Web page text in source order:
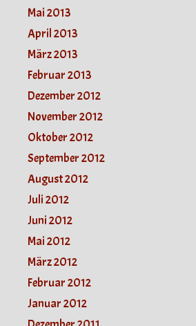
Mai 2013
April 2013
März 2013
Februar 2013
Dezember 2012
November 2012
Oktober 2012
September 2012
August 2012
Juli 2012
Juni 2012
Mai 2012
März 2012
Februar 2012
Januar 2012